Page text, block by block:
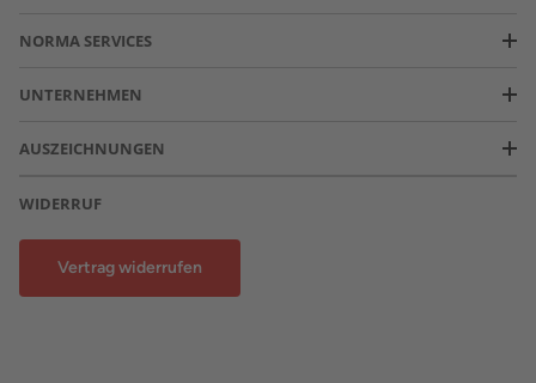
NORMA SERVICES
UNTERNEHMEN
AUSZEICHNUNGEN
WIDERRUF
Vertrag widerrufen